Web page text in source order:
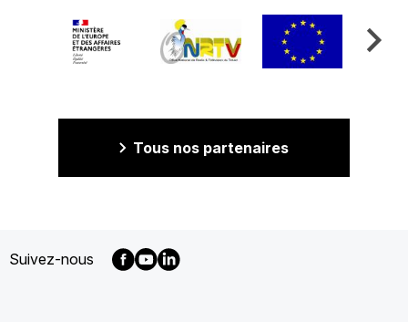
Tous nos partenaires
Suivez-nous